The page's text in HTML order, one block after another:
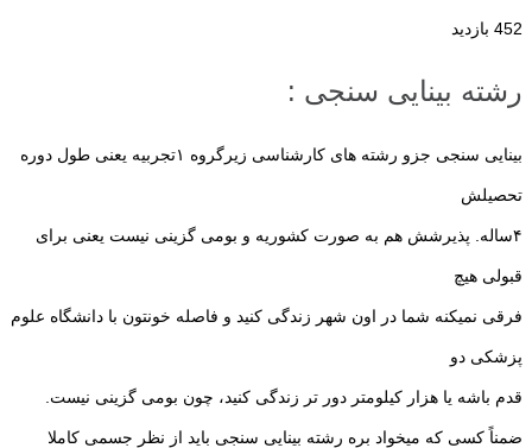
452 بازدید
رشته بینایی سنجی :
بینایی سنجی جزو رشته های کارشناسی زیرگروه ۱تجربیه یعنی طول دوره
تحصیلش
۴ساله. پذیرشش هم به صورت کشوریه و بومی گزینی نیست یعنی برای
قبولی هیچ
فرقی نمیکنه شما در اون شهر زندگی کنید و فاصله خونتون با دانشگاه علوم
پزشکی دو
قدم باشه یا هزار کیلومتر دور تر زندگی کنید، چون بومی گزینی نیست.
ضمناً کسی که میخواد بره رشته بینایی سنجی باید از نظر جسمی کاملا